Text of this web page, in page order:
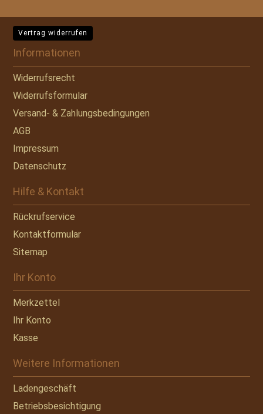
Vertrag widerrufen
Informationen
Widerrufsrecht
Widerrufsformular
Versand- & Zahlungsbedingungen
AGB
Impressum
Datenschutz
Hilfe & Kontakt
Rückrufservice
Kontaktformular
Sitemap
Ihr Konto
Merkzettel
Ihr Konto
Kasse
Weitere Informationen
Ladengeschäft
Betriebsbesichtigung